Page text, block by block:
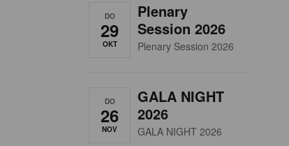
DO
29
OKT
Plenary
Session 2026
Plenary Session 2026
DO
26
NOV
GALA NIGHT
2026
GALA NIGHT 2026